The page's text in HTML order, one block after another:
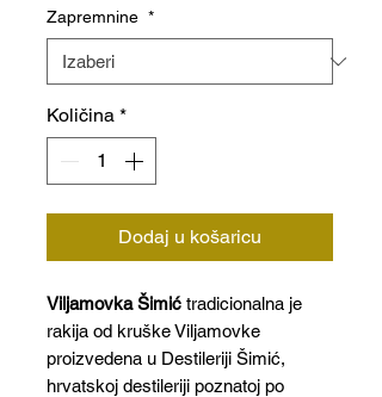
Zapremnine *
Količina *
Dodaj u košaricu
Viljamovka Šimić tradicionalna je
rakija od kruške Viljamovke
proizvedena u Destileriji Šimić,
hrvatskoj destileriji poznatoj po